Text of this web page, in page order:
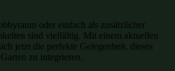
oder einfach als zusätzlicher
sind vielfältig. Mit einem aktuellen
jetzt die perfekte Gelegenheit, dieses
zu integrieren.